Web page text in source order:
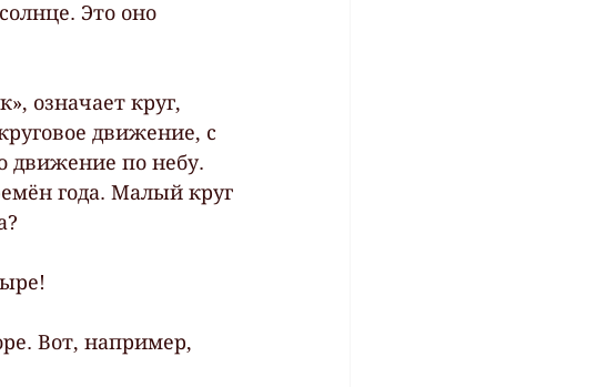
Это оно
означает круг,
движение, с
движение по небу.
года. Малый круг
Вот, например,